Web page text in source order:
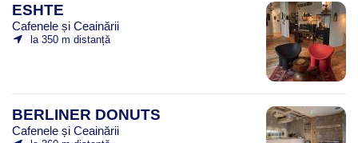
ESHTE
Cafenele și Ceainării
la 350 m distanță
BERLINER DONUTS
Cafenele și Ceainării